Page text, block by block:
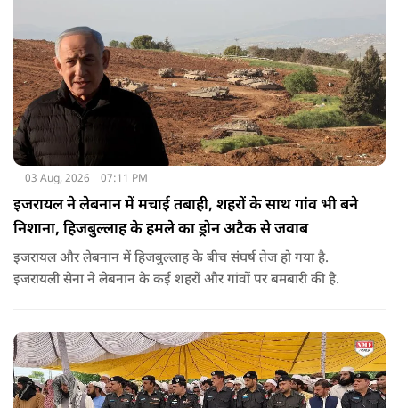
03 Aug, 2026 07:11 PM
इजरायल ने लेबनान में मचाई तबाही, शहरों के साथ गांव भी बने
निशाना, हिजबुल्लाह के हमले का ड्रोन अटैक से जवाब
इजरायल और लेबनान में हिजबुल्लाह के बीच संघर्ष तेज हो गया है.
इजरायली सेना ने लेबनान के कई शहरों और गांवों पर बमबारी की है.